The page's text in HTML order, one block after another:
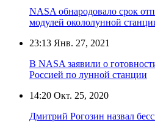
NASA обнародовало срок
модулей окололунной
23:13 Янв. 27, 2021
В NASA заявили о
Россией по лунной станции
14:20 Окт. 25, 2020
Дмитрий Рогозин назвал